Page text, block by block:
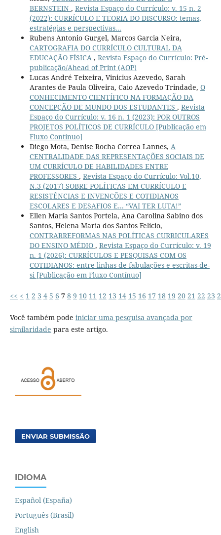
BERNSTEIN , Revista Espaço do Currículo: v. 15 n. 2
(2022): CURRÍCULO E TEORIA DO DISCURSO: temas,
estratégias e perspectivas...
Rubens Antonio Gurgel, Marcos Garcia Neira,
CARTOGRAFIA DO CURRÍCULO CULTURAL DA
EDUCAÇÃO FÍSICA , Revista Espaço do Currículo: Pré-
publicação/Ahead of Print (AOP)
Lucas André Teixeira, Vinicius Azevedo, Sarah
Arantes de Paula Oliveira, Caio Azevedo Trindade, O
CONHECIMENTO CIENTÍFICO NA FORMAÇÃO DA
CONCEPÇÃO DE MUNDO DOS ESTUDANTES , Revista
Espaço do Currículo: v. 16 n. 1 (2023): POR OUTROS
PROJETOS POLÍTICOS DE CURRÍCULO [Publicação em
Fluxo Contínuo]
Diego Mota, Denise Rocha Correa Lannes, A
CENTRALIDADE DAS REPRESENTAÇÕES SOCIAIS DE
UM CURRÍCULO DE HABILIDADES ENTRE
PROFESSORES , Revista Espaço do Currículo: Vol.10,
N.3 (2017) SOBRE POLÍTICAS EM CURRÍCULO E
RESISTÊNCIAS E INVENÇÕES E COTIDIANOS
ESCOLARES E DESAFIOS E... “VAI TER LUTA!”
Ellen Maria Santos Portela, Ana Carolina Sabino dos
Santos, Helena Maria dos Santos Felício,
CONTRARREFORMAS NAS POLÍTICAS CURRICULARES
DO ENSINO MÉDIO , Revista Espaço do Currículo: v. 19
n. 1 (2026): CURRÍCULOS E PESQUISAS COM OS
COTIDIANOS: entre linhas de fabulações e escritas-de-
si [Publicação em Fluxo Contínuo]
<< < 1 2 3 4 5 6 7 8 9 10 11 12 13 14 15 16 17 18 19 20 21 22 23
Você também pode iniciar uma pesquisa avançada por
similaridade para este artigo.
ENVIAR SUBMISSÃO
IDIOMA
Español (España)
Português (Brasil)
English